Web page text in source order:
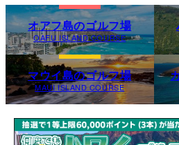
オアフ島のゴルフ場
OAFU ISLAND COURSE
マウイ島のゴルフ場
MAUI ISLAND COURSE